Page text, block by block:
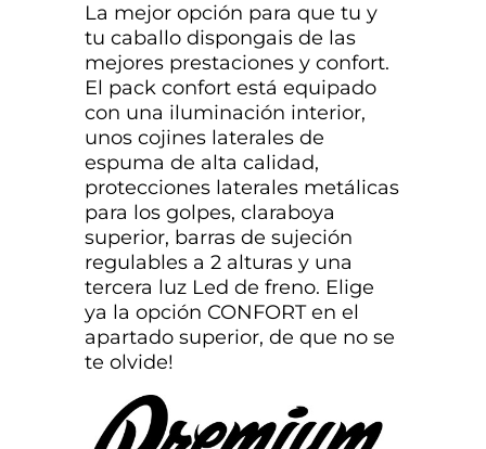
La mejor opción para que tu y
tu caballo dispongais de las
mejores prestaciones y confort.
El pack confort está equipado
con una iluminación interior,
unos cojines laterales de
espuma de alta calidad,
protecciones laterales metálicas
para los golpes, claraboya
superior, barras de sujeción
regulables a 2 alturas y una
tercera luz Led de freno. Elige
ya la opción CONFORT en el
apartado superior, de que no se
te olvide!